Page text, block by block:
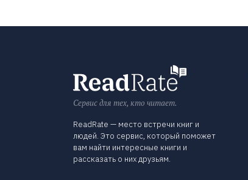
Сервис для тех, кто читает.
ReadRate — место встречи книг и
людей. Это сервис, который поможет
вам найти интересные книги и
рассказать о них друзьям.